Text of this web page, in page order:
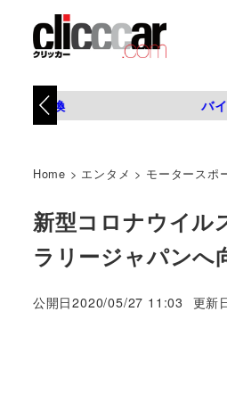
タイヤ交換 バ
Home > エンタメ > モータースポ
新型コロナウイル
ラリージャパンへ
公開日2020/05/27 11:03 更新